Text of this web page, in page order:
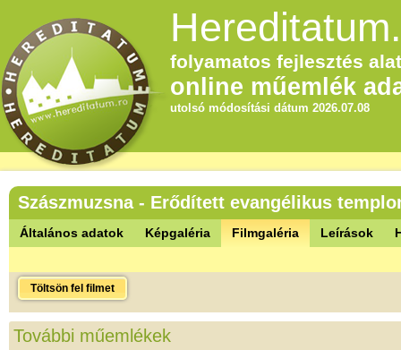
folyamatos fejlesztés
online műemlék
utolsó módosítási dátum 2026.07.08
Szászmuzsna - Erődített evangélikus
Általános adatok Képgaléria Filmgaléria Leírások
Töltsön fel filmet
További műemlékek